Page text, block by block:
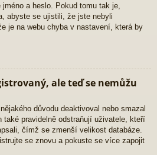
a heslo. Pokud tomu tak je,
abyste se ujistili, že jste nebyli
je na webu chyba v nastavení, která by
ale teď se nemůžu
důvodu deaktivoval nebo smazal
také pravidelně odstraňují uživatele, kteří
čímž se zmenší velikost databáze.
se znovu a pokuste se více zapojit